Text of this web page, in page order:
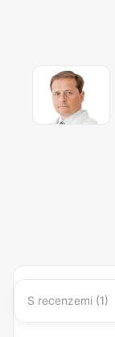
S recenzemi (1)